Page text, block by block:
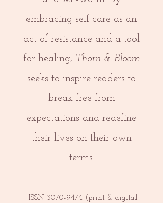
embracing self-care as an
act of resistance and a tool
for healing, Thorn & Bloom
seeks to inspire readers to
break free from
expectations and redefine
their lives on their own
terms.
ISSN 3070-9474 (print & digital